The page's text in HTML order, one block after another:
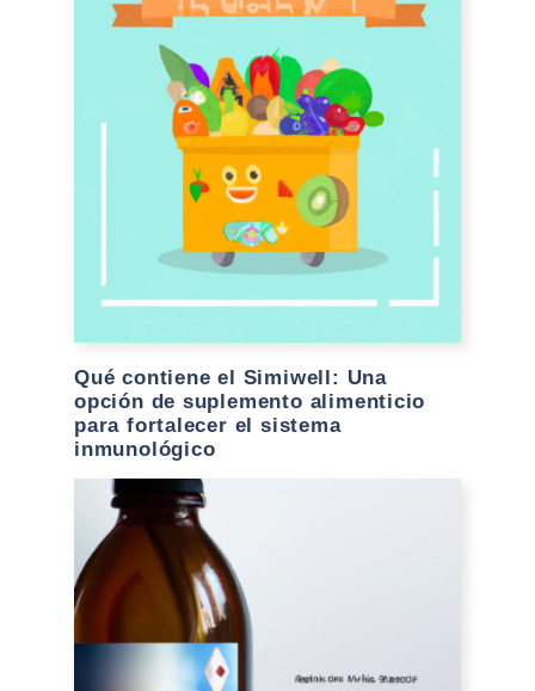
Qué contiene el Simiwell: Una
opción de suplemento alimenticio
para fortalecer el sistema
inmunológico